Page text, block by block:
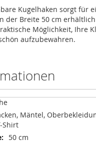
Kugelhaken sorgt für
der Breite 50 cm
Möglichkeit, Ihre
aufzubewahren.
Mäntel,
Shirt
50 cm